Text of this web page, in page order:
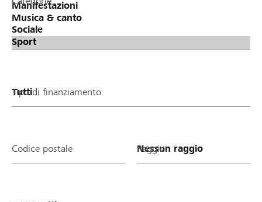
Tipo di finanziamento
Codice postale Raggio